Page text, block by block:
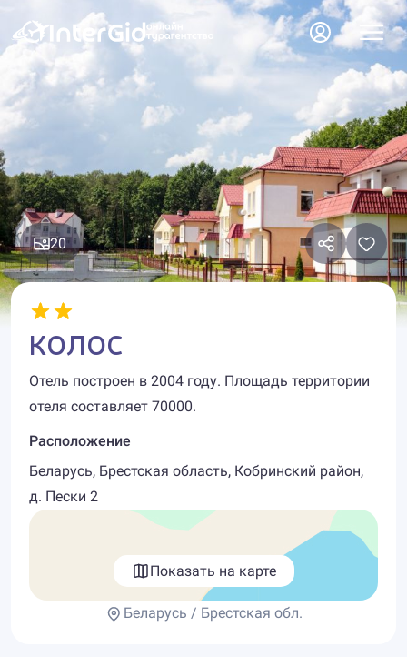
20
КОЛОС
Отель построен в 2004 году. Площадь территории
отеля составляет 70000.
Расположение
Беларусь, Брестская область, Кобринский район,
д. Пески 2
Показать на карте
Беларусь / Брестская обл.